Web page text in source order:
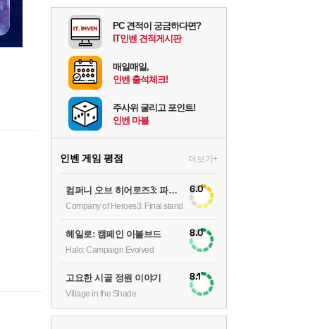
PC 견적이 궁금하다면?
IT인벤 견적게시판
매일매일,
인벤 출석체크!
주사위 굴리고 포인트!
인벤 마블
인벤 게임 평점 더보기+
컴퍼니 오브 히어로즈3: 파이널 스탠드
Company of Heroes3: Final stand
6.0
헤일로: 캠페인 이볼브드
Halo: Campaign Evolved
8.0
고요한 시골 정원 이야기
Village in the Shade
8.1